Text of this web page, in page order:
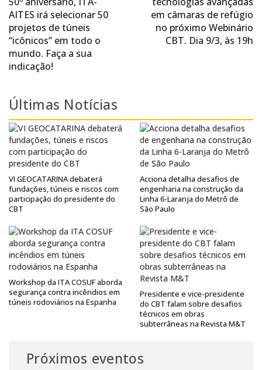
AITES irá selecionar 50
projetos de túneis
“icônicos” em todo o
mundo. Faça a sua
indicação!
em câmaras de refúgio
no próximo Webinário
CBT. Dia 9/3, às 19h
Últimas Notícias
VI GEOCATARINA debaterá
fundações, túneis e riscos com
participação do presidente do
CBT
Acciona detalha desafios de
engenharia na construção da
Linha 6-Laranja do Metrô de
São Paulo
Workshop da ITA COSUF aborda
segurança contra incêndios em
túneis rodoviários na Espanha
Presidente e vice-presidente
do CBT falam sobre desafios
técnicos em obras
subterrâneas na Revista M&T
Próximos eventos